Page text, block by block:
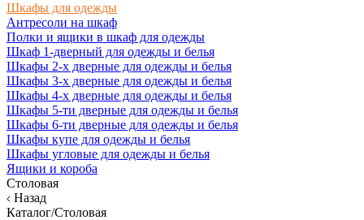
Шкафы для одежды
Антресоли на шкаф
Полки и ящики в шкаф для одежды
Шкаф 1-дверный для одежды и белья
Шкафы 2-х дверные для одежды и белья
Шкафы 3-х дверные для одежды и белья
Шкафы 4-х дверные для одежды и белья
Шкафы 5-ти дверные для одежды и белья
Шкафы 6-ти дверные для одежды и белья
Шкафы купе для одежды и белья
Шкафы угловые для одежды и белья
Ящики и короба
Столовая
Назад
Каталог/Столовая